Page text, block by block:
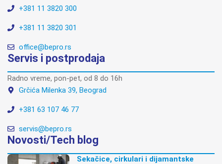
+381 11 3820 300
+381 11 3820 301
office@bepro.rs
Servis i postprodaja
Radno vreme, pon-pet, od 8 do 16h
Grčića Milenka 39, Beograd
+381 63 107 46 77
servis@bepro.rs
Novosti/Tech blog
Sekačice, cirkulari i dijamantske